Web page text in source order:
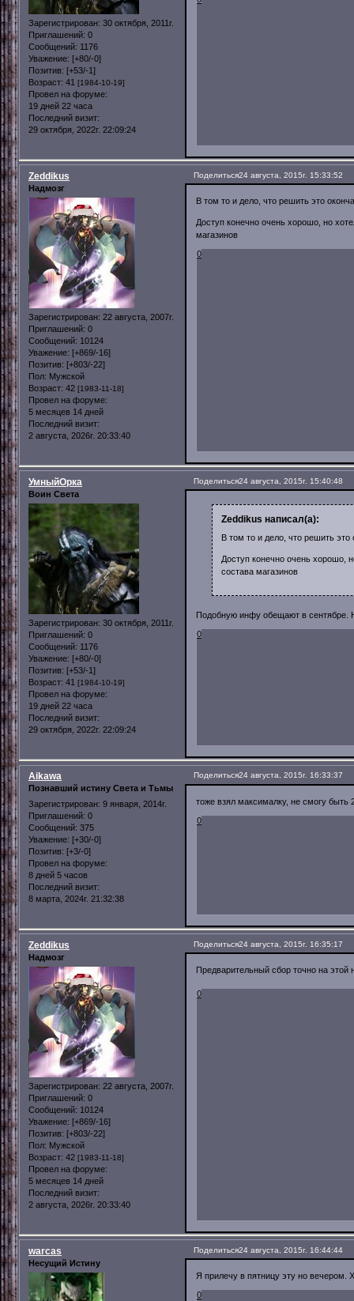
Зарегистрирован: 30 октября, 2011г.
Приглашений: 0
Сообщений: 1176
Уважение: [+80/-0]
Позитив: [+53/-1]
Возраст: 41 [1984-10-19]
Провел на форуме:
19 дней 22 часа
Последний визит:
29 октября, 2022г. 22:09:24
Поделиться24 августа, 2015г. 15:33:52
Zeddikus
Надмозг
Зарегистрирован: 22 августа, 2007г.
Приглашений: 0
Сообщений: 10124
Уважение: [+869/-16]
Позитив: [+803/-22]
Пол: Мужской
Возраст: 42 [1983-11-18]
Провел на форуме:
5 месяцев 14 дней
Последний визит:
2 августа, 2026г. 20:33:40
В том то и дело, что решить это
Доступ конечно очень хорошо, но
магазинов
0
Поделиться24 августа, 2015г. 15:40:48
УмныйОрка
Воин Света
Зарегистрирован: 30 октября, 2011г.
Приглашений: 0
Сообщений: 1176
Уважение: [+80/-0]
Позитив: [+53/-1]
Возраст: 41 [1984-10-19]
Провел на форуме:
19 дней 22 часа
Последний визит:
29 октября, 2022г. 22:09:24
Zeddikus написал(а):
В том то и дело, что решить
Доступ конечно очень хорошо,
состава магазинов
Подобную инфу обещают в сентябре.
0
Поделиться24 августа, 2015г. 16:33:37
Aikawa
Познавший истину Света и Тьмы
Зарегистрирован: 9 января, 2014г.
Приглашений: 0
Сообщений: 375
Уважение: [+30/-0]
Позитив: [+3/-0]
Провел на форуме:
8 дней 5 часов
Последний визит:
8 марта, 2024г. 21:32:38
тоже взял максималку, не смогу быть
0
Поделиться24 августа, 2015г. 16:35:17
Zeddikus
Надмозг
Зарегистрирован: 22 августа, 2007г.
Приглашений: 0
Сообщений: 10124
Уважение: [+869/-16]
Позитив: [+803/-22]
Пол: Мужской
Возраст: 42 [1983-11-18]
Провел на форуме:
5 месяцев 14 дней
Последний визит:
2 августа, 2026г. 20:33:40
Предварительный сбор точно на этой
0
Поделиться24 августа, 2015г. 16:44:44
warcas
Несущий Истину
Я прилечу в пятницу эту но вечером.
0